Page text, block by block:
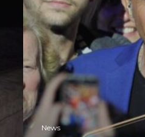
News